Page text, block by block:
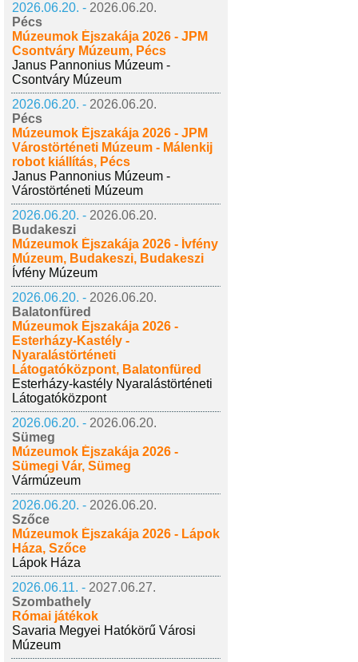
2026.06.20. - 2026.06.20.
Pécs
Múzeumok Éjszakája 2026 - JPM
Csontváry Múzeum, Pécs
Janus Pannonius Múzeum -
Csontváry Múzeum
2026.06.20. - 2026.06.20.
Pécs
Múzeumok Éjszakája 2026 - JPM
Várostörténeti Múzeum - Málenkij
robot kiállítás, Pécs
Janus Pannonius Múzeum -
Várostörténeti Múzeum
2026.06.20. - 2026.06.20.
Budakeszi
Múzeumok Éjszakája 2026 - Ívfény
Múzeum, Budakeszi, Budakeszi
Ívfény Múzeum
2026.06.20. - 2026.06.20.
Balatonfüred
Múzeumok Éjszakája 2026 -
Esterházy-Kastély -
Nyaralástörténeti
Látogatóközpont, Balatonfüred
Esterházy-kastély Nyaralástörténeti
Látogatóközpont
2026.06.20. - 2026.06.20.
Sümeg
Múzeumok Éjszakája 2026 -
Sümegi Vár, Sümeg
Vármúzeum
2026.06.20. - 2026.06.20.
Szőce
Múzeumok Éjszakája 2026 - Lápok
Háza, Szőce
Lápok Háza
2026.06.11. - 2027.06.27.
Szombathely
Római játékok
Savaria Megyei Hatókörű Városi
Múzeum